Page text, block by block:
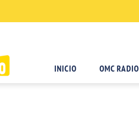
INICIO OMC RADIO